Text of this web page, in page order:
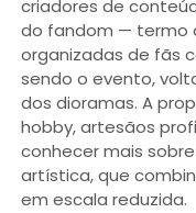
criadores de
do fandom — termo
organizadas de fãs
sendo o evento,
dos dioramas. A
hobby, artesãos
conhecer mais
artística, que
em escala reduzida.